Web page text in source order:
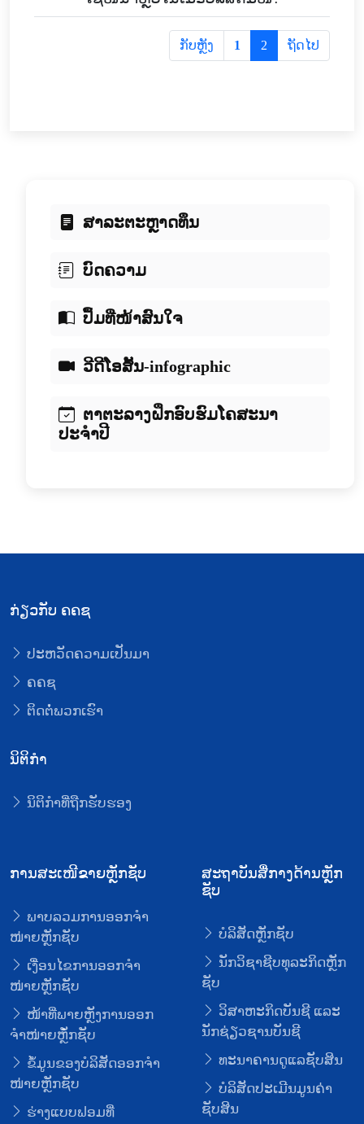
ກັບຫຼັງ 1 2 ຖັດໄປ
ສາລະຕະຫຼາດທຶນ
ບົດຄວາມ
ປຶ້ມທີ່ໜ້າສົນໃຈ
ວີດີໂອສັ້ນ-infographic
ຕາຕະລາງຝຶກອົບຮົມໂຄສະນາ
ປະຈຳປີ
ກ່ຽວກັບ ຄຄຊ
ປະຫວັດຄວາມເປັນມາ
ຄຄຊ
ຕິດຕໍ່ພວກເຮົາ
ນິຕິກໍາ
ນິຕິກໍາທີ່ຖືກຮັບຮອງ
ການສະເໜີຂາຍຫຼັກຊັບ
ພາບລວມການອອກຈໍາ
ໜ່າຍຫຼັກຊັບ
ເງື່ອນໄຂການອອກຈໍາ
ໜ່າຍຫຼັກຊັບ
ໜ້າທີ່ພາຍຫຼັງການອອກ
ຈໍາໜ່າຍຫຼັໍກຊັບ
ຂໍ້ມູນຂອງບໍລິສັດອອກຈໍາ
ໜ່າຍຫຼັກຊັບ
ຮ່າງແບບຟອມທີ່
ສະຖາບັນສື່ກາງດ້ານຫຼັກ
ຊັບ
ບໍລິສັດຫຼັກຊັບ
ນັກວິຊາຊີບທຸລະກິດຫຼັກ
ຊັບ
ວິສາຫະກິດບັນຊີ ແລະ
ນັກຊ່ຽວຊານບັນຊີ
ທະນາຄານດູແລຊັບສິນ
ບໍລິສັດປະເມີນມູນຄ່າ
ຊັບສິນ